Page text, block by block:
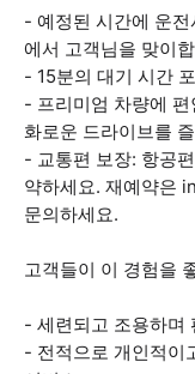
- 예정된 시간에 운
에서 고객님을 맞이
- 15분의 대기 시간
- 프리미엄 차량에
화로운 드라이브를
- 교통편 보장: 항공
약하세요. 재예약은
문의하세요.
고객들이 이 경험을
- 세련되고 조용하며
- 전적으로 개인적이